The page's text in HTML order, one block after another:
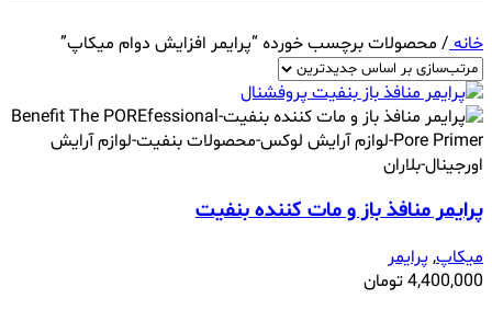
خانه/ محصولات برچسب خورده “پرایمر افزایش دوام میکاپ”
پرايمر منافذ باز و مات کننده بنفیت
میکاپ,پرایمر
4,400,000تومان